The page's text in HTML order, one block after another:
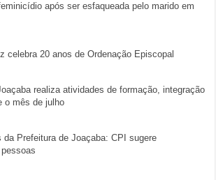
após ser esfaqueada pelo marido em
celebra 20 anos de Ordenação Episcopal
realiza atividades de formação, integração
o mês de julho
da Prefeitura de Joaçaba: CPI sugere